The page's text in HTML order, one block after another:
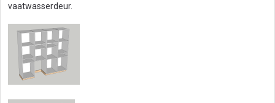
vaatwasserdeur.